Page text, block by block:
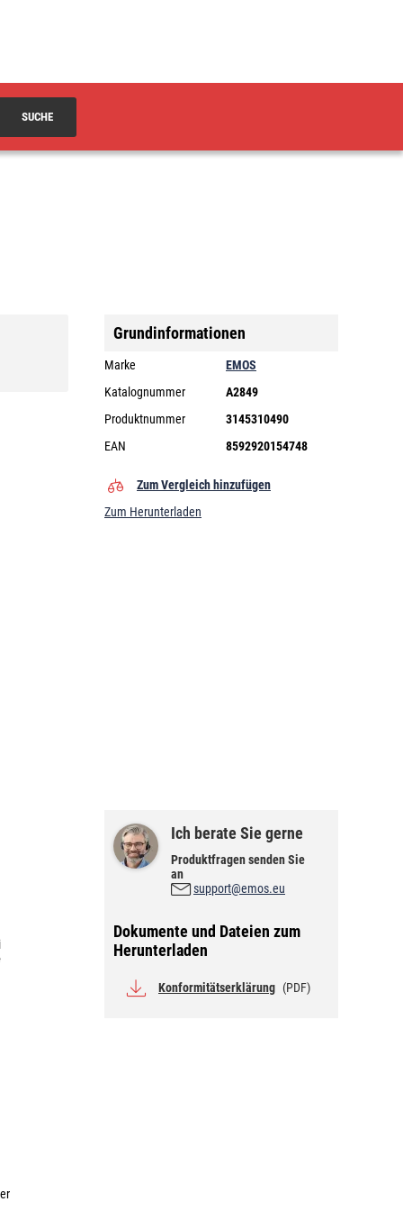
SUCHE
Grundinformationen
Marke
EMOS
Katalognummer
A2849
Produktnummer
3145310490
EAN
8592920154748
Zum Vergleich hinzufügen
Zum Herunterladen
Ich berate Sie gerne
Produktfragen senden Sie
an
support@emos.eu
Dokumente und Dateien zum
Herunterladen
Konformitätserklärung (PDF)